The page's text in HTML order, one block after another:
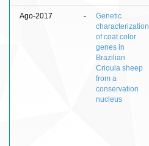
Ago-2017 -
Genetic
characterization
of coat color
genes in
Brazilian
Crioula sheep
from a
conservation
nucleus